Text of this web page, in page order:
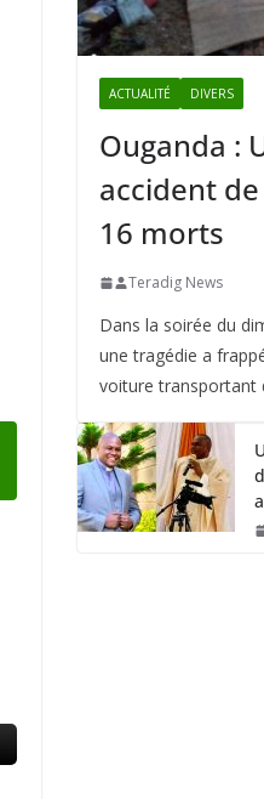
ACTUALITÉ DIVERS
Ouganda :
accident
16 morts
Teradig News
Dans la soirée du
une tragédie a
voiture transportant